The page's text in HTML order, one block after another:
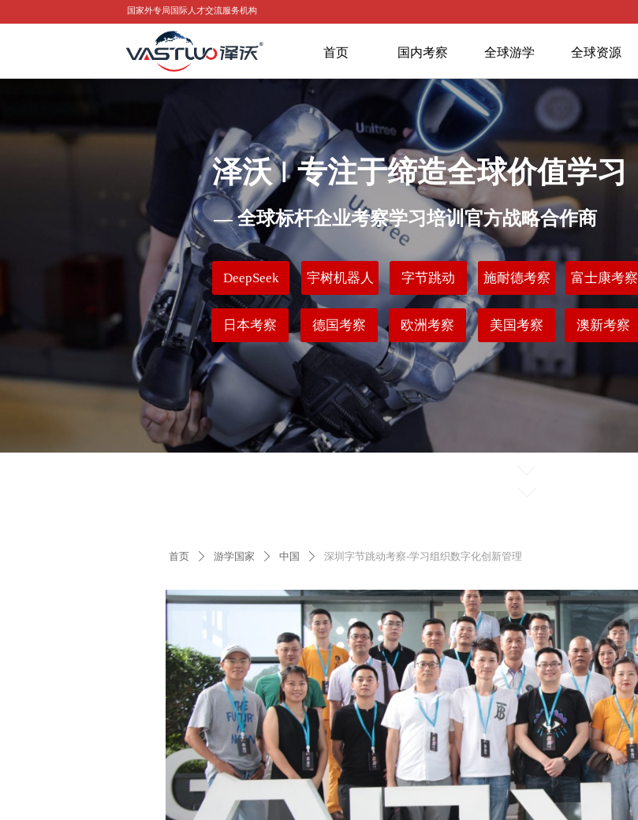
泽沃I 专注于缔造全球价值学习
— 全球标杆企业考察学习培训官方战略合作商
首页 国内考察 全球游学 全球资源
国家外专局国际人才交流服务机构
日本考察
日本考察
DeepSeek
德国考察
宇树机器人
欧洲考察
字节跳动 施耐德考察
美国考察 澳新考察
富士康考察
首页 ꄲ 游学国家 ꄲ 中国 ꄲ 深圳字节跳动考察-学习组织数字化创新管理